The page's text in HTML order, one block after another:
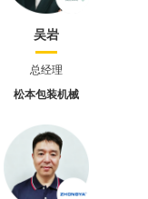
吴岩
总经理
松本包装机械